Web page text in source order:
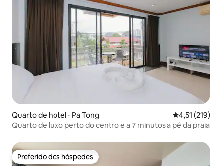
Quarto de hotel ⋅ Pa Tong 4,51 de uma
4,51 (219)
Quarto de luxo perto do centro e a 7 minutos a pé da praia
Preferido dos hóspedes
Preferido dos hóspedes